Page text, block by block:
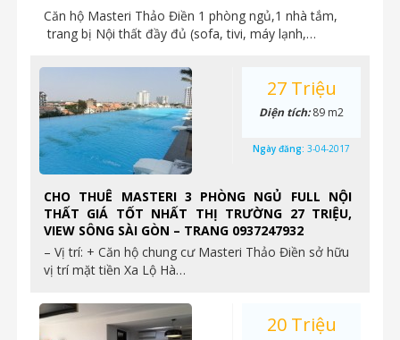
Căn hộ Masteri Thảo Điền 1 phòng ngủ,1 nhà tắm,
trang bị Nội thất đầy đủ (sofa, tivi, máy lạnh,…
CHO THUÊ MASTERI 3 PHÒNG NGỦ FULL NỘI
THẤT GIÁ TỐT NHẤT THỊ TRƯỜNG 27 TRIỆU,
VIEW SÔNG SÀI GÒN – TRANG 0937247932
– Vị trí: + Căn hộ chung cư Masteri Thảo Điền sở hữu
vị trí mặt tiền Xa Lộ Hà…
27 Triệu
Diện tích:89 m2
Ngày đăng: 3-04-2017
20 Triệu